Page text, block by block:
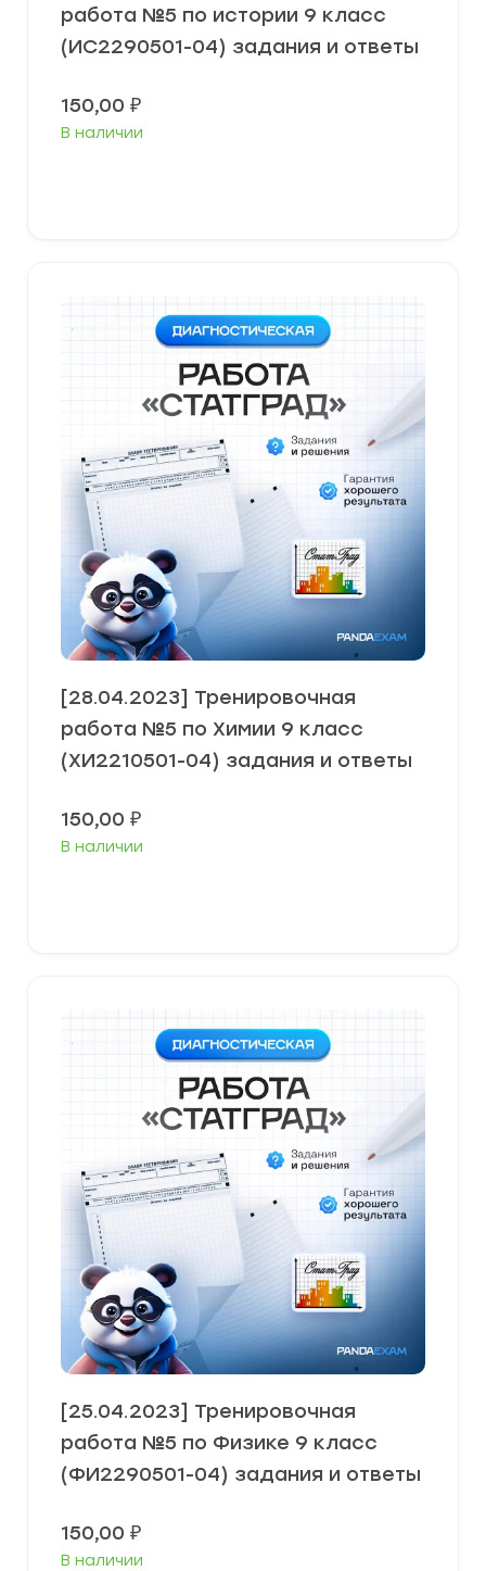
работа №5 по истории 9 класс
(ИС2290501-04) задания и ответы
150,00 ₽
В наличии
[28.04.2023] Тренировочная
работа №5 по Химии 9 класс
(ХИ2210501-04) задания и ответы
150,00 ₽
В наличии
[25.04.2023] Тренировочная
работа №5 по Физике 9 класс
(ФИ2290501-04) задания и ответы
150,00 ₽
В наличии